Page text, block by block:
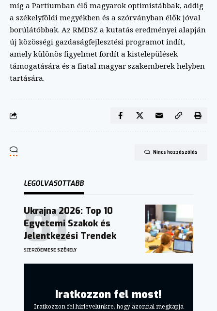
míg a Partiumban élő magyarok optimistábbak, addig
a székelyföldi megyékben és a szórványban élők jóval
borúlátóbbak. Az RMDSZ a kutatás eredményei alapján
új közösségi gazdaságfejlesztési programot indít,
amely különös figyelmet fordít a kistelepülések
támogatására és a fiatal magyar szakemberek helyben
tartására.
Nincs hozzászólás
LEGOLVASOTTABB
Ukrajna 2026: Top 10
Egyetemi Szakok és
Jelentkezési Trendek
SZERZŐEMESE SZÉKELY
Iratkozzon fel most!
Iratkozzon fel hírlevelünkre, hogy azonnal megkapja